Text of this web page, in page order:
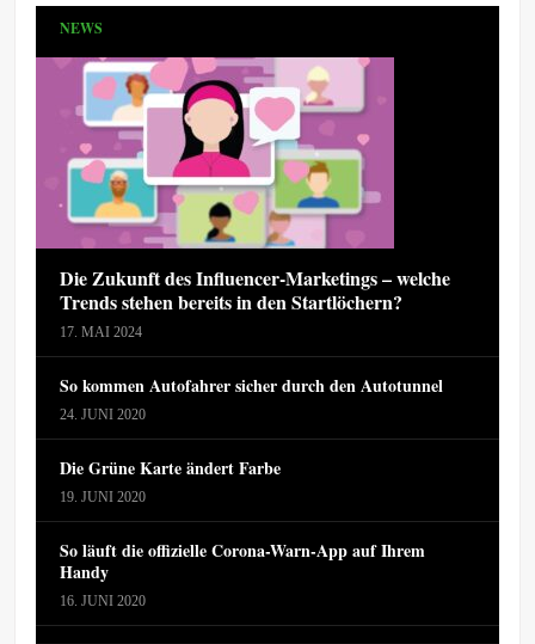
NEWS
Die Zukunft des Influencer-Marketings – welche
Trends stehen bereits in den Startlöchern?
17. MAI 2024
So kommen Autofahrer sicher durch den Autotunnel
24. JUNI 2020
Die Grüne Karte ändert Farbe
19. JUNI 2020
So läuft die offizielle Corona-Warn-App auf Ihrem
Handy
16. JUNI 2020